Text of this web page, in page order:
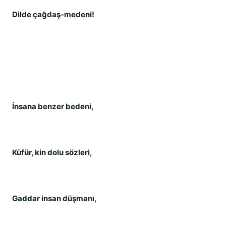
Dilde çağdaş-medeni!
İnsana benzer bedeni,
Küfür, kin dolu sözleri,
Gaddar insan düşmanı,